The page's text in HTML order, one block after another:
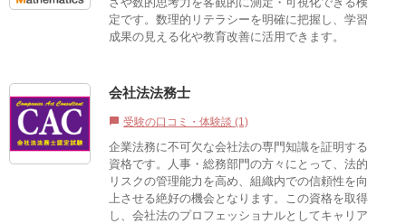
定です。数理的リテラシーを明確に把握し、学習
成果の見える化や教育改善に活用できます。
会社法法務士
chat_bubble 受験の口コミ・体験談 (1)
企業法務に不可欠な会社法の専門知識を証明する
資格です。​人事・総務部門の方々にとって、法的
リスクの管理能力を高め、組織内での信頼性を向
上させる絶好の機会となります。​この資格を取得
し、会社法のプロフェッショナルとしてキャリア